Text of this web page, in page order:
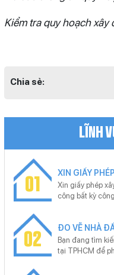
Kiểm tra quy hoạch xây
Chia sẻ:
LĨNH
01
XIN GIẤY
Xin giấy phép
công bất kỳ
cho nhiều loại
án lớn, BK-
chuẩn bị hồ sơ,
02
ĐO VẼ NHÀ
Bạn đang tìm
tại TPHCM để